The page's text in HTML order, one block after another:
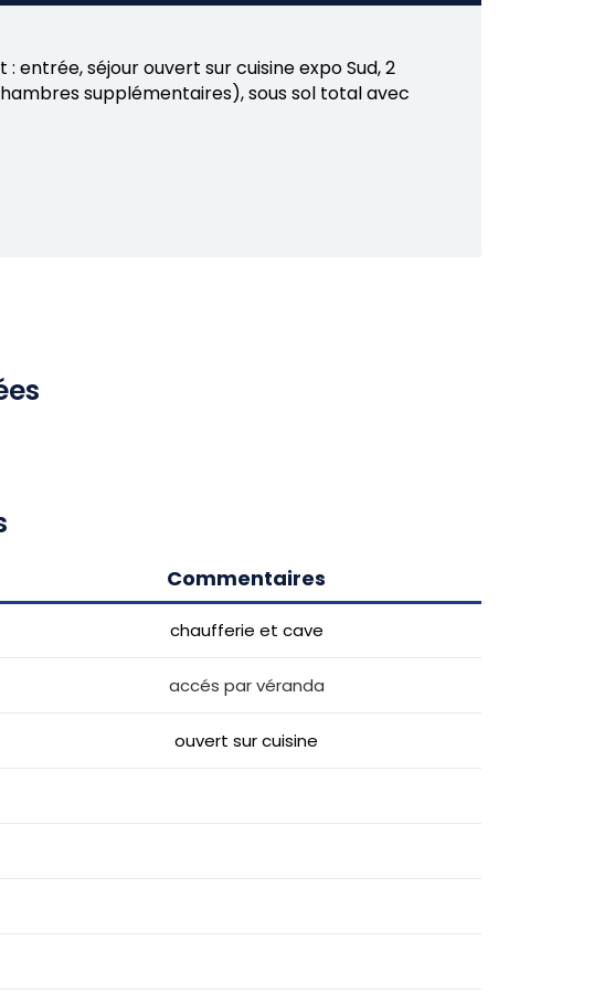
entrée, séjour ouvert sur cuisine expo Sud, 2
supplémentaires), sous sol total avec
Commentaires
chaufferie et cave
accés par véranda
ouvert sur cuisine